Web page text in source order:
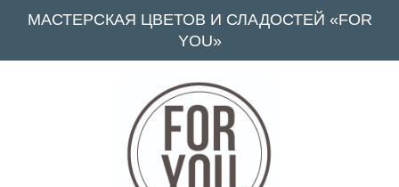
МАСТЕРСКАЯ ЦВЕТОВ И СЛАДОСТЕЙ «FOR
YOU»